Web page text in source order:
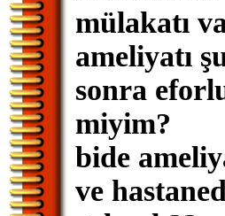
mülakatı
ameliyatı
sonra
miyim?
bide
ve